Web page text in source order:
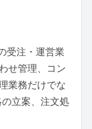
受注・運営業
せ管理、コン
業務だけでな
立案、注文処